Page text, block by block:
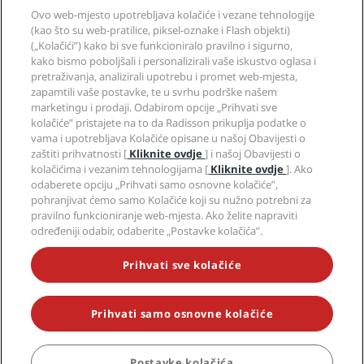
Aplikacija Radisson Hotels
Hoteli za sportaše
Hoteli prilagođeni obiteljima
Zdravlje i sigurnost
Mediji
Radite u RHG-u
Radite u PPHE-e
Radite u EHL-u
The Club by RHG
Razvojne mogućnosti
Responsible Business
Nabava
Centar za privatnost
Pravna obavijest
Uvjeti i odredbe programa Radisson Rewards
Sporazum o uporabi web-mjesta
Digitalna dostupnost
Izjava o modernom ropstvu
Pomoć
Upozorenja za korisnike
Kontakt
Često postavljana pitanja
Mapa stranice
Društveni mediji
Brendovi Radisson Hotels
NIKADA NE PROPUSTITE NAJPOPULARNIJE PONUDE
© 2026 Radisson Hotel Group.Sva prava pridržana. RHG Radisson
Hotel Group, Radisson, Radisson RED, Radisson Blu, Radisson Collection,
Radisson Individuals, Park Plaza, Park Inn, Country Inn & Suites, Prize by
Radisson, Radisson Rewards i Radisson Meetings zaštitni su znakovi
Ovo web-mjesto upotrebljava kolačiće i vezane tehnologije
(kao što su web-pratilice, piksel-oznake i Flash objekti)
(„Kolačići”) kako bi sve funkcioniralo pravilno i sigurno,
kako bismo poboljšali i personalizirali vaše iskustvo oglasa i
pretraživanja, analizirali upotrebu i promet web-mjesta,
zapamtili vaše postavke, te u svrhu podrške našem
marketingu i prodaji. Odabirom opcije „Prihvati sve
kolačiće” pristajete na to da Radisson prikuplja podatke o
vama i upotrebljava Kolačiće opisane u našoj Obavijesti o
zaštiti prihvatnosti [ Kliknite ovdje] i našoj Obavijesti o
kolačićima i vezanim tehnologijama [ Kliknite ovdje]. Ako
odaberete opciju „Prihvati samo osnovne kolačiće”,
pohranjivat ćemo samo Kolačiće koji su nužno potrebni za
pravilno funkcioniranje web-mjesta. Ako želite napraviti
određeniji odabir, odaberite „Postavke kolačića”.
Prihvati sve kolačiće
Prihvati samo osnovne kolačiće